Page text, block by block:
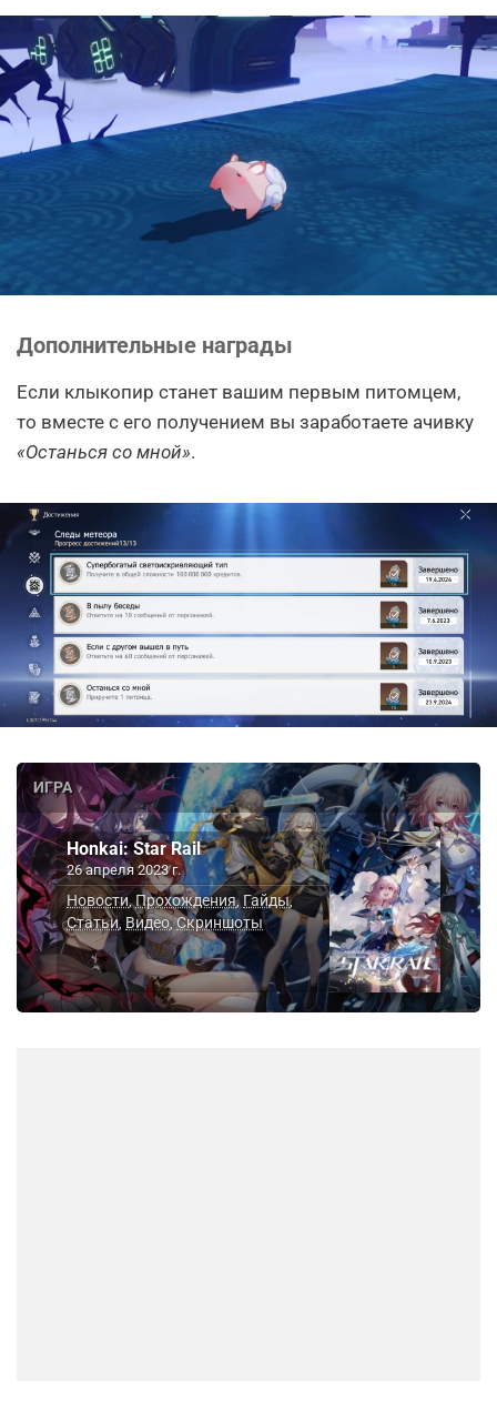
Дополнительные награды
Если клыкопир станет вашим первым питомцем,
то вместе с его получением вы заработаете ачивку
«Останься со мной».
ИГРА
Honkai: Star Rail
26 апреля 2023 г.
Новости,Прохождения, Гайды,
Статьи, Видео,Скриншоты